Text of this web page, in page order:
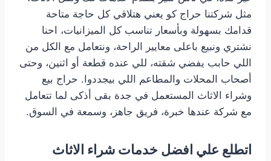
مثل شركتنا حراج كو يعني هتلاقي كل حاجة متاحة
قدامك بسهولة وبأسعار تناسب كل الميزانيات، احنا
نشتري ونبيع باعلى معايير الراحة، ونتعامل مع الكل من
اللي حابب يفضي شقته، للي عنده قطعة أو اثنين، وحتى
أصحاب المحلات والمطاعم اللي بيجددوا. حراج بيع
وشراء الاثاث المستعمل في جدة بقى أذكى لما تتعامل
مع شركة عندها خبرة، فريق جاهز، وسمعة في السوق.
اتطلع علي افضل خدمات شراء الاثاث